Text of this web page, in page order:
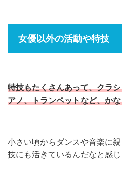
女優以外の活動や特技
特技もたくさんあって、クラ
アノ、トランペットなど、か
小さい頃からダンスや音楽に
技にも活きているんだなと感じ